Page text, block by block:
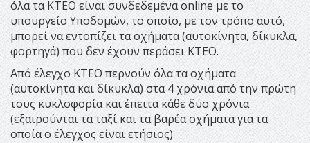
όλα τα ΚΤΕΟ είναι συνδεδεμένα online με το
υπουργείο Υποδομών, το οποίο, με τον τρόπο αυτό,
μπορεί να εντοπίζει τα οχήματα (αυτοκίνητα, δίκυκλα,
φορτηγά) που δεν έχουν περάσει ΚΤΕΟ.
Από έλεγχο ΚΤΕΟ περνούν όλα τα οχήματα
(αυτοκίνητα και δίκυκλα) στα 4 χρόνια από την πρώτη
τους κυκλοφορία και έπειτα κάθε δύο χρόνια
(εξαιρούνται τα ταξί και τα βαρέα οχήματα για τα
οποία ο έλεγχος είναι ετήσιος).